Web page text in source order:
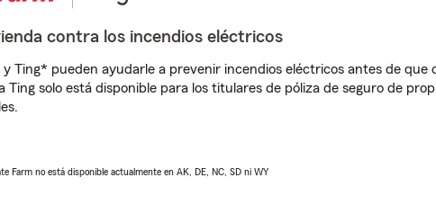
contra los incendios eléctricos
Ting* pueden ayudarle a prevenir incendios eléctricos antes de
Ting solo está disponible para los titulares de póliza de seguro de
Farm no está disponible actualmente en AK, DE, NC, SD ni WY